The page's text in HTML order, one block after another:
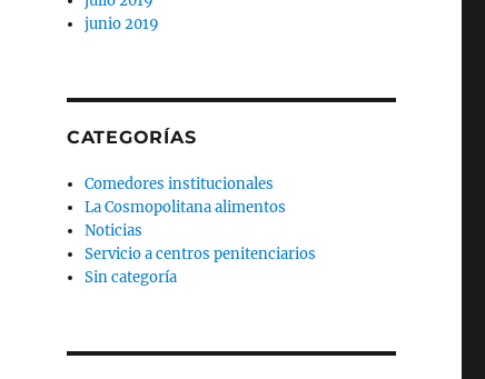
junio 2019
CATEGORÍAS
Comedores institucionales
La Cosmopolitana alimentos
Noticias
Servicio a centros penitenciarios
Sin categoría